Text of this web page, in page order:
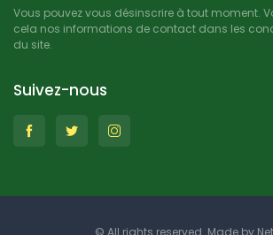
Vous pouvez vous désinscrire à tout moment.
cela nos informations de contact dans les
du site.
Suivez-nous
© All rights reserved. Made by